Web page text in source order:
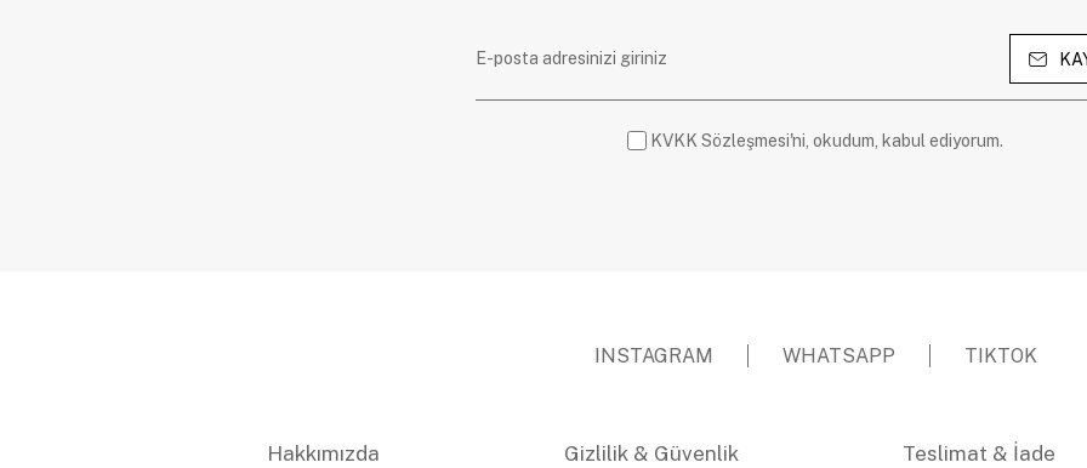
KVKK Sözleşmesi'ni, okudum, kabul ediyorum.
INSTAGRAM WHATSAPP TIKTOK
Hakkımızda Gizlilik & Güvenlik Teslimat & İade